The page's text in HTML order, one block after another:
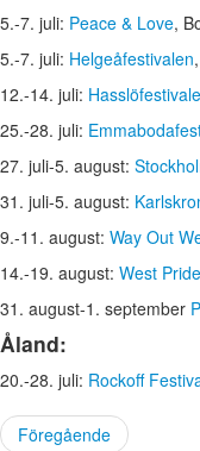
5.-7. juli: Peace & Love,
5.-7. juli: Helgeåfestivalen
12.-14. juli:
25.-28. juli:
27. juli-5. august:
31. juli-5. august:
9.-11. august: Way Out
14.-19. august: West Pride
31. august-1. september
Åland:
20.-28. juli: Rockoff
Föregående